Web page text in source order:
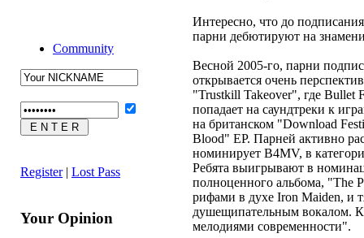
Community
Register| Lost Pass
Your Opinion
Интересно, что до подписания
парни дебютируют на
Весной 2005-го, парни
открывается очень
"Trustkill Takeover", где Bullet
попадает на саундтреки к
на британском "Download
Blood" EP. Парней активно
номинирует B4MV, в
Ребята выигрывают в
полноценного альбома, "The
рифами в духе Iron Maiden, и
душещипательным вокалом.
мелодиями современности".